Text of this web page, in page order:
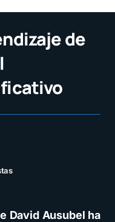
de
David Ausubel ha